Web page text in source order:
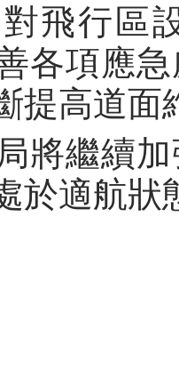
飛行區
各項應
提高道面
繼續加
於適航狀